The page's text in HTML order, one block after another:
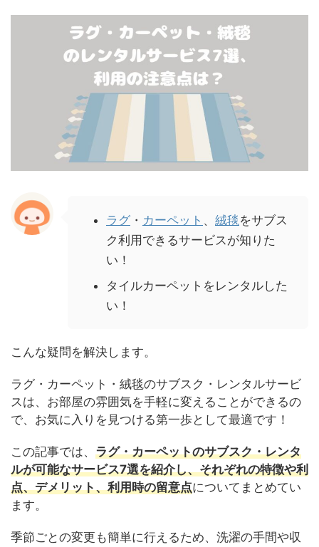
ラグ ・ カーペット 、 絨毯 をサブス
ク利用できるサービスが知りた
い！
タイルカーペットをレンタルした
い！
こんな疑問を解決します。
ラグ・カーペット・絨毯のサブスク・レンタルサービ
スは、お部屋の雰囲気を手軽に変えることができるの
で、お気に入りを見つける第一歩として最適です！
この記事では、 ラグ・カーペットのサブスク・レンタ
ルが可能なサービス7選を紹介し、それぞれの特徴や利
点、デメリット、利用時の留意点についてまとめてい
ます。
季節ごとの変更も簡単に行えるため、洗濯の手間や収